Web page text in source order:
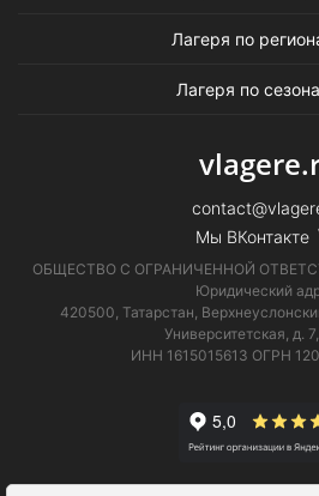
Лагеря по
Лагеря по
Мы ВКонтакте
ОБЩЕСТВО С ОГРАНИЧЕННОЙ
Юридический
420500, Татарстан,
Университетская, д.
ИНН 1615015613 ОГРН